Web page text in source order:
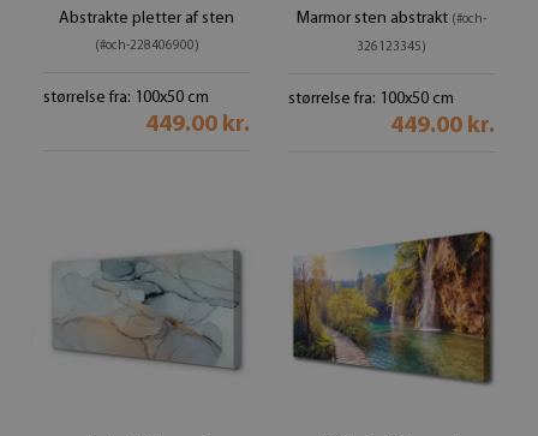
Abstrakte pletter af sten
(#och-228406900)
størrelse fra: 100x50 cm
449.00 kr.
Marmor sten abstrakt (#och-
326123345)
størrelse fra: 100x50 cm
449.00 kr.